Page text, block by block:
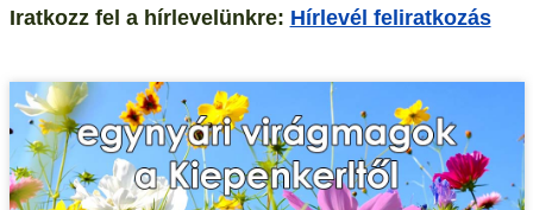
Iratkozz fel a hírlevelünkre: Hírlevél feliratkozás